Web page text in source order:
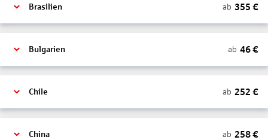
Brasilien ab 355 €
Bulgarien ab 46€
Chile ab 252 €
China ab 258€